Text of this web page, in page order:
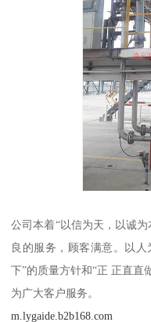
公司本着“以信为天，以诚
良的服务，顾客满意。以
下”的质量方针和“正 正直直
为广大客户服务。
m.lygaide.b2b168.com